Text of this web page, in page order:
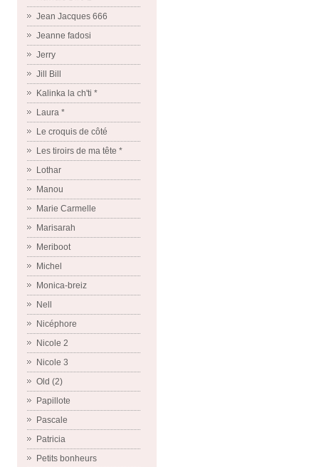
Jean Jacques 666
Jeanne fadosi
Jerry
Jill Bill
Kalinka la ch'ti *
Laura *
Le croquis de côté
Les tiroirs de ma tête *
Lothar
Manou
Marie Carmelle
Marisarah
Meriboot
Michel
Monica-breiz
Nell
Nicéphore
Nicole 2
Nicole 3
Old (2)
Papillote
Pascale
Patricia
Petits bonheurs